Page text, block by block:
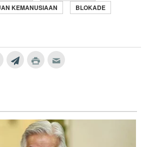
KEMANUSIAAN
BLOKADE